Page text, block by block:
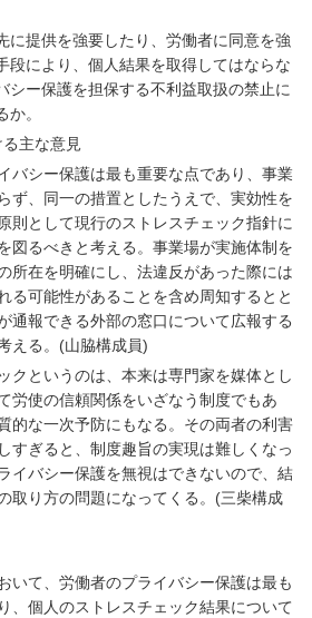
に提供を強要したり、労働者に同意を強
段により、個人結果を取得してはならな
シー保護を担保する不利益取扱の禁止に
。
主な意見
バシー保護は最も重要な点であり、事業
ず、同一の措置としたうえで、実効性を
則として現行のストレスチェック指針に
図るべきと考える。事業場が実施体制を
所在を明確にし、法違反があった際には
る可能性があることを含め周知するとと
通報できる外部の窓口について広報する
える。(山脇構成員)
クというのは、本来は専門家を媒体とし
労使の信頼関係をいざなう制度でもあ
的な一次予防にもなる。その両者の利害
すぎると、制度趣旨の実現は難しくなっ
イバシー保護を無視はできないので、結
取り方の問題になってくる。(三柴構成
いて、労働者のプライバシー保護は最も
、個人のストレスチェック結果について